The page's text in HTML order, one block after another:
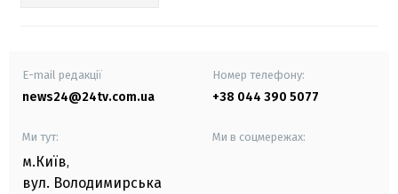
E-mail редакції
news24@24tv.com.ua
Номер телефону:
+38 044 390 5077
Ми тут:
м.Київ,
вул. Володимирська
Ми в соцмережах: